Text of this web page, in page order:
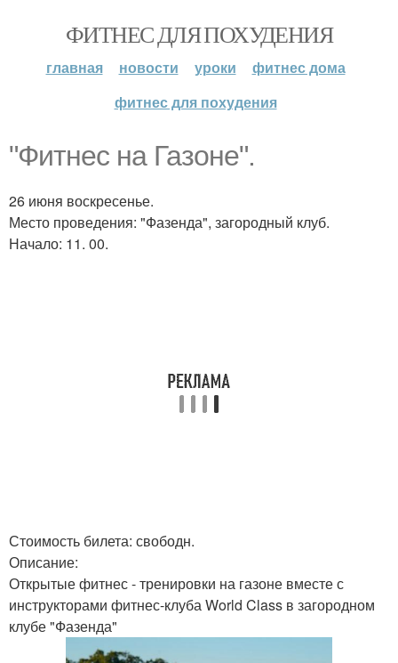
ФИТНЕС ДЛЯ ПОХУДЕНИЯ
главная новости уроки
фитнес дома
фитнес для похудения
"Фитнес на Газоне".
26 июня воскресенье.
Место проведения: "Фазенда", загородный клуб.
Начало: 11. 00.
Стоимость билета: свободн.
Описание:
Открытые фитнес - тренировки на газоне вместе с
инструкторами фитнес-клуба World Class в загородном
клубе "Фазенда"